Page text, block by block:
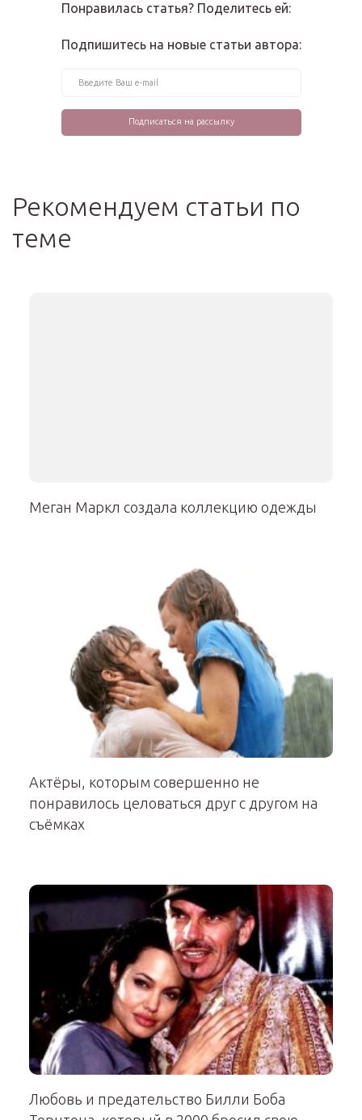
Понравилась статья? Поделитесь ей:
Подпишитесь на новые статьи автора:
Рекомендуем статьи по
теме
Меган Маркл создала коллекцию одежды
Актёры, которым совершенно не
понравилось целоваться друг с другом на
съёмках
Любовь и предательство Билли Боба